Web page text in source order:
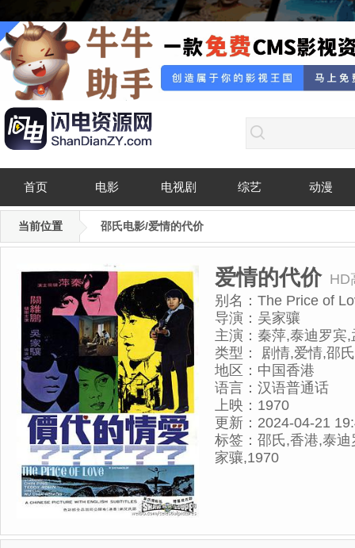
首页 电影 电视剧 综艺 动漫
当前位置 邵氏电影/爱情的代价
爱情的代价 HD
别名： The Price of
导演： 吴家骧
主演： 秦萍,泰迪罗宾,
类型：
剧情,爱情,邵
地区： 中国香港
语言： 汉语普通话
上映： 1970
更新： 2024-04-21
标签： 邵氏,香港,泰
家骧,1970